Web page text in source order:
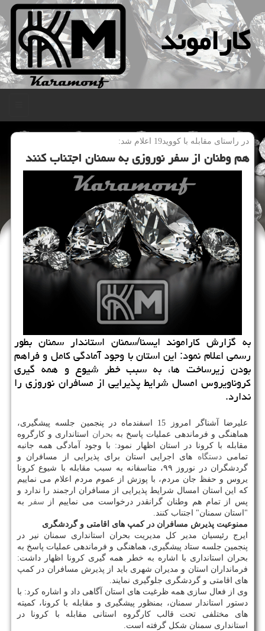
كاراموند
در راستای مقابله با كووید19 اعلام شد:
هم وطنان از سفر نوروزی به سمنان اجتناب كنند
به گزارش كاراموند ایسنا/سمنان استاندار سمنان بطور
رسمی اعلام نمود: این استان با وجود آمادگی كامل و فراهم
بودن زیرساخت ها، به سبب خطر شیوع و همه گیری
كروناویروس امسال شرایط پذیرایی از مسافران نوروزی را
ندارد.
علیرضا آشناگر امروز 15 اسفندماه در پنجمین جلسه پیشگیری،
هماهنگی و فرماندهی عملیات پاسخ به بحران استانداری و كارگروه
مقابله با كرونا در استان اظهار نمود: با وجود آمادگی همه جانبه
تمامیدستگاه های اجرایی استان برای پذیرایی از مسافران و
گردشگران در نوروز ۹۹، متاسفانه به سبب مقابله با شیوع كرونا
یروس و حفظ جان مردم، با پوزش از عموم مردم اعلام می نماییم
كه این استان امسال شرایط پذیرایی از مسافران ارجمند را ندارد و
پس از تمام هم وطنان گرانقدر درخواست می نماییم از سفر
به
"استان سمنان" اجتناب كنند.
ممنوعیت پذیرش مسافران در كمپ های اقامتی و گردشگری
ایرج رئیسیان مدیر كل مدیریت بحران استانداری سمنان نیر در
پنجمین جلسه ستاد پیشگیری، هماهنگی و فرماندهی عملیات پاسخ به
بحران استانداری با اشاره به خطر همه گیری كرونا اظهار داشت:
فرمانداران استان و مدیران شهری باید از پذیرش مسافران در كمپ
های اقامتی و گردشگری جلوگیری نمایند.
وی از فعال سازی همه ظرغیت های استان آگاهی داد و اشاره كرد: با
دستور استاندار سمنان، بمنظور پیشگیری و مقابله با كرونا، كمیته
های مختلفی تحت قالب كارگروه استانی مقابله با كرونا در
استانداری سمنان شكل گرفته است.